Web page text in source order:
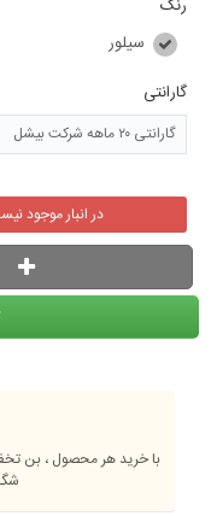
رنگ
سیلور
گارانتی
گارانتی ۲۰ ماهه شرکت بیشل
در انبار موجود
با خرید هر محصول ، بن